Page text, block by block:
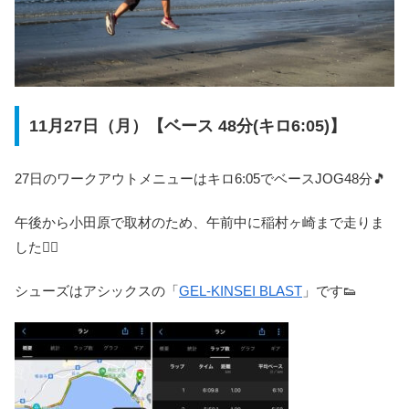
11月27日（月）【ベース 48分(キロ6:05)】
27日のワークアウトメニューはキロ6:05でベースJOG48分🎵
午後から小田原で取材のため、午前中に稲村ヶ崎まで走りま
した🏃‍♀️
シューズはアシックスの「GEL-KINSEI BLAST 」です👟